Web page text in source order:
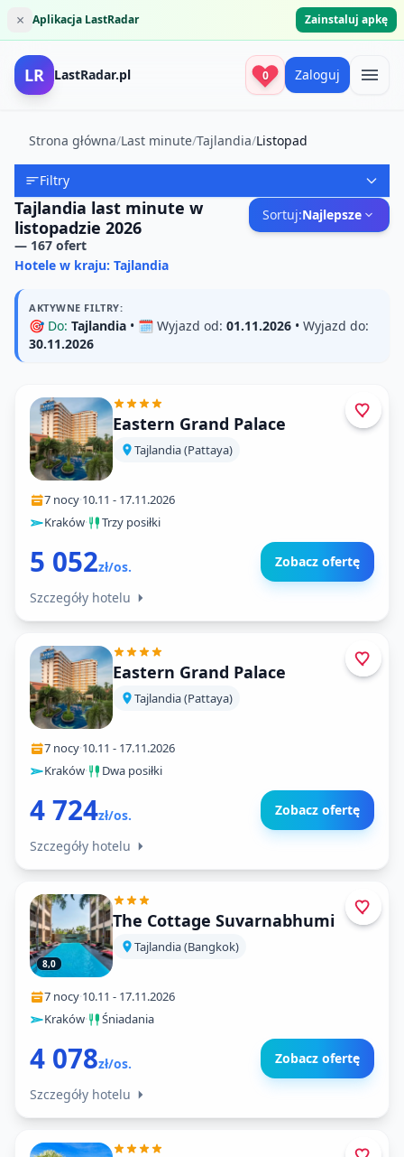
× Aplikacja LastRadar Zainstaluj apkę
LR LastRadar.pl 0 Zaloguj
Strona główna/Last minute/Tajlandia/Listopad
Filtry
Tajlandia last minute w
listopadzie 2026
— 167 ofert
Sortuj:Najlepsze
Hotele w kraju: Tajlandia
AKTYWNE FILTRY:
🎯 Do: Tajlandia • 🗓️ Wyjazd od: 01.11.2026 • Wyjazd do:
30.11.2026
Eastern Grand Palace
Tajlandia (Pattaya)
7 nocy·10.11 - 17.11.2026
Kraków· Trzy posiłki
5 052zł/os. Zobacz ofertę
Szczegóły hotelu
Eastern Grand Palace
Tajlandia (Pattaya)
7 nocy·10.11 - 17.11.2026
Kraków· Dwa posiłki
4 724zł/os. Zobacz ofertę
Szczegóły hotelu
8,0
The Cottage Suvarnabhumi
Tajlandia (Bangkok)
7 nocy·10.11 - 17.11.2026
Kraków· Śniadania
4 078zł/os. Zobacz ofertę
Szczegóły hotelu